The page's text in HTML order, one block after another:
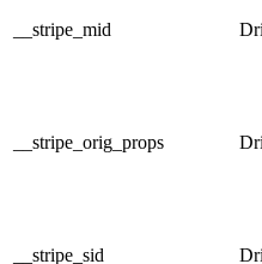
__stripe_mid
__stripe_orig_props
__stripe_sid